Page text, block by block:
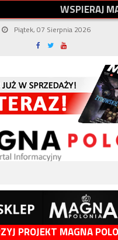
WSPIERAJM
Piątek, 07 Sierpnia 2026
PROJEKT MAGNA